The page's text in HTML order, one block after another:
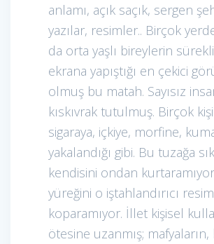
anlamı, açık saçık, sergen
yazılar, resimler.. Birçok
da orta yaşlı bireylerin
ekrana yapıştığı en çekici
olmuş bu matah. Sayısız
kıskıvrak tutulmuş. Birçok
sigaraya, içkiye, morfine,
yakalandığı gibi. Bu tuzağa
kendisini ondan
yüreğini o iştahlandırıcı
koparamıyor. İllet kişisel
ötesine uzanmış; mafyaların,